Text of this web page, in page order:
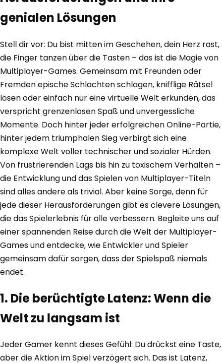
genialen Lösungen
Stell dir vor: Du bist mitten im Geschehen, dein Herz rast,
die Finger tanzen über die Tasten – das ist die Magie von
Multiplayer-Games. Gemeinsam mit Freunden oder
Fremden epische Schlachten schlagen, knifflige Rätsel
lösen oder einfach nur eine virtuelle Welt erkunden, das
verspricht grenzenlosen Spaß und unvergessliche
Momente. Doch hinter jeder erfolgreichen Online-Partie,
hinter jedem triumphalen Sieg verbirgt sich eine
komplexe Welt voller technischer und sozialer Hürden.
Von frustrierenden Lags bis hin zu toxischem Verhalten –
die Entwicklung und das Spielen von Multiplayer-Titeln
sind alles andere als trivial. Aber keine Sorge, denn für
jede dieser Herausforderungen gibt es clevere Lösungen,
die das Spielerlebnis für alle verbessern. Begleite uns auf
einer spannenden Reise durch die Welt der Multiplayer-
Games und entdecke, wie Entwickler und Spieler
gemeinsam dafür sorgen, dass der Spielspaß niemals
endet.
1. Die berüchtigte Latenz: Wenn die
Welt zu langsam ist
Jeder Gamer kennt dieses Gefühl: Du drückst eine Taste,
aber die Aktion im Spiel verzögert sich. Das ist Latenz,